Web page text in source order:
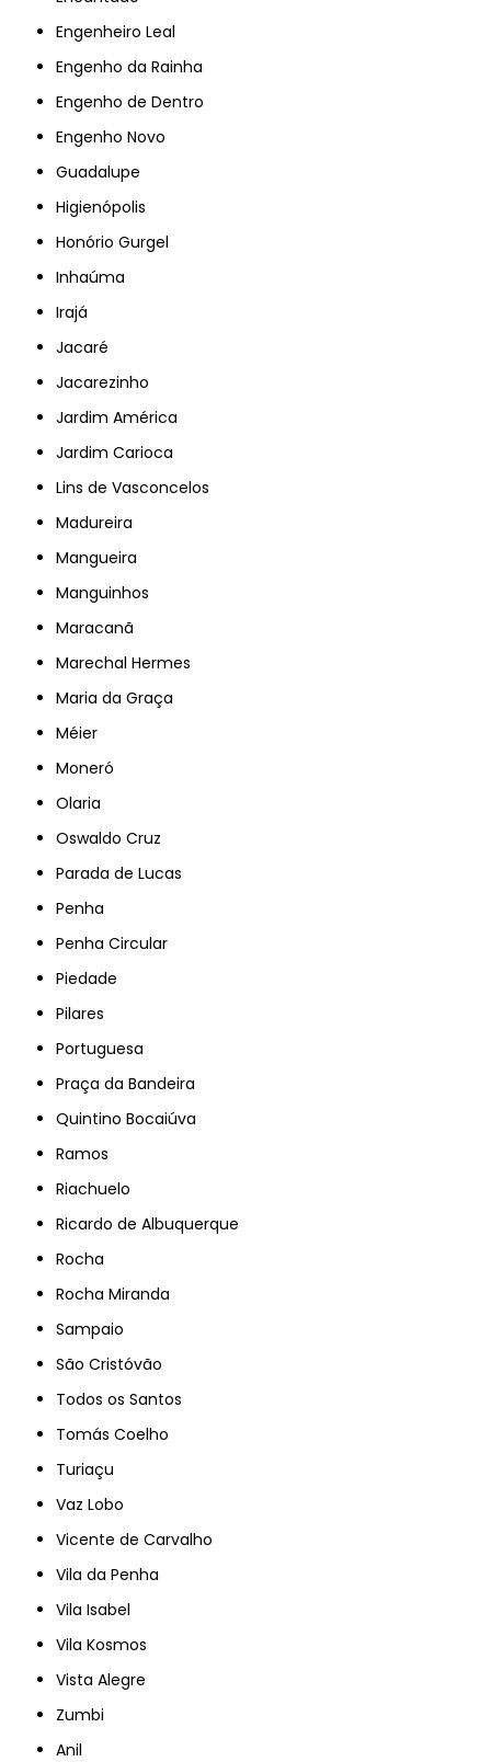
Engenheiro Leal
Engenho da Rainha
Engenho de Dentro
Engenho Novo
Guadalupe
Higienópolis
Honório Gurgel
Inhaúma
Irajá
Jacaré
Jacarezinho
Jardim América
Jardim Carioca
Lins de Vasconcelos
Madureira
Mangueira
Manguinhos
Maracanã
Marechal Hermes
Maria da Graça
Méier
Moneró
Olaria
Oswaldo Cruz
Parada de Lucas
Penha
Penha Circular
Piedade
Pilares
Portuguesa
Praça da Bandeira
Quintino Bocaiúva
Ramos
Riachuelo
Ricardo de Albuquerque
Rocha
Rocha Miranda
Sampaio
São Cristóvão
Todos os Santos
Tomás Coelho
Turiaçu
Vaz Lobo
Vicente de Carvalho
Vila da Penha
Vila Isabel
Vila Kosmos
Vista Alegre
Zumbi
Anil